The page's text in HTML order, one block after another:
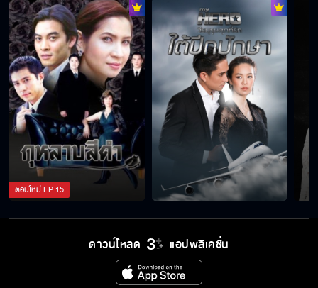
ตอนใหม่EP.15
ดาวน์โหลด แอปพลิเคชั่น